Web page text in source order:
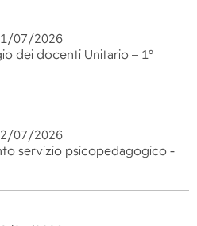
07/2026
dei docenti Unitario – 1°
07/2026
servizio psicopedagogico -